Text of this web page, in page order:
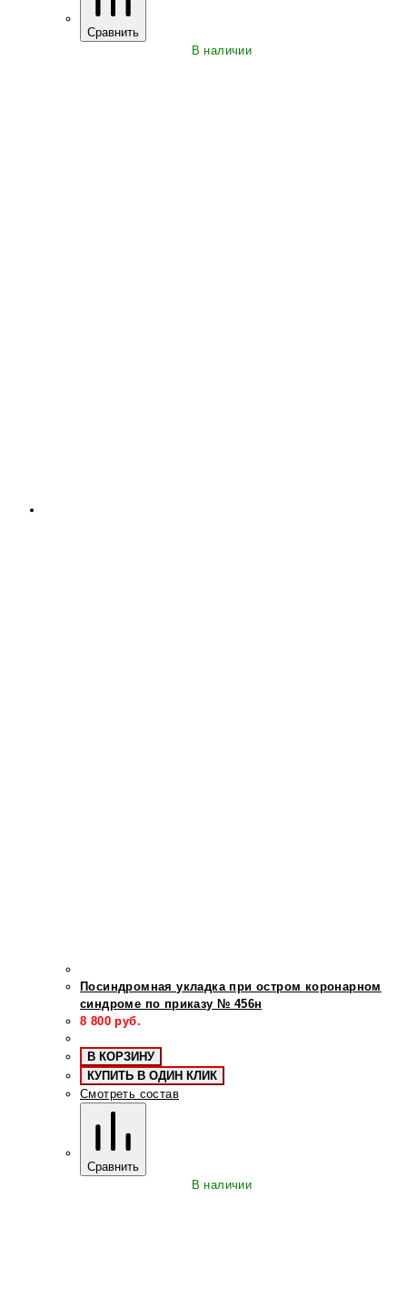
Сравнить
В наличии
Посиндромная укладка при остром коронарном
синдроме по приказу № 456н
8 800 руб.
В КОРЗИНУ
КУПИТЬ В ОДИН КЛИК
Смотреть состав
Сравнить
В наличии